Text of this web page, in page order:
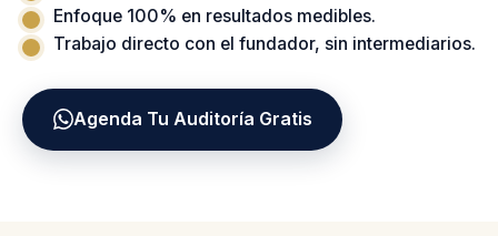
Enfoque 100% en resultados medibles.
Trabajo directo con el fundador, sin intermediarios.
Agenda Tu Auditoría Gratis